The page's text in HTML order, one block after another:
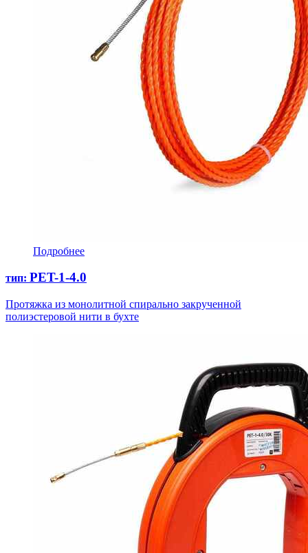
Подробнее
тип: PET-1-4.0
Протяжка из монолитной спирально закрученной
полиэстеровой нити в бухте